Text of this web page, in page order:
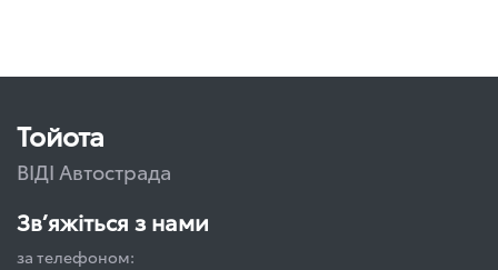
Тойота
ВІДІ Автострада
Зв’яжіться з нами
за телефоном: